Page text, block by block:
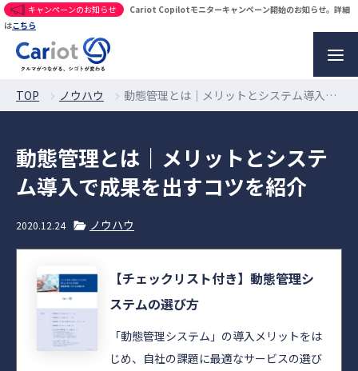
キャンペーンのお知らせ
Cariot Copilotモニターキャンペーン開始のお知らせ。詳細
はこちら
TOP ノウハウ 動態管理とは｜メリットとシステム導入で成果を出すコツを紹介
動態管理とは｜メリットとシステ
ム導入で成果を出すコツを紹介
2020.12.24 ノウハウ
【チェックリスト付き】動態管理シ
ステムの選び方
「動態管理システム」の導入メリットをは
じめ、自社の課題に最適なサービスの選び